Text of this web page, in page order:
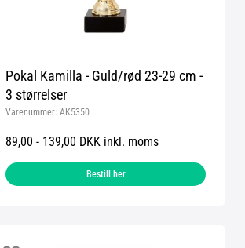
Pokal Kamilla - Guld/rød 23-29 cm -
3 størrelser
Varenummer:AK5350
89,00 - 139,00 DKK inkl. moms
Bestill her